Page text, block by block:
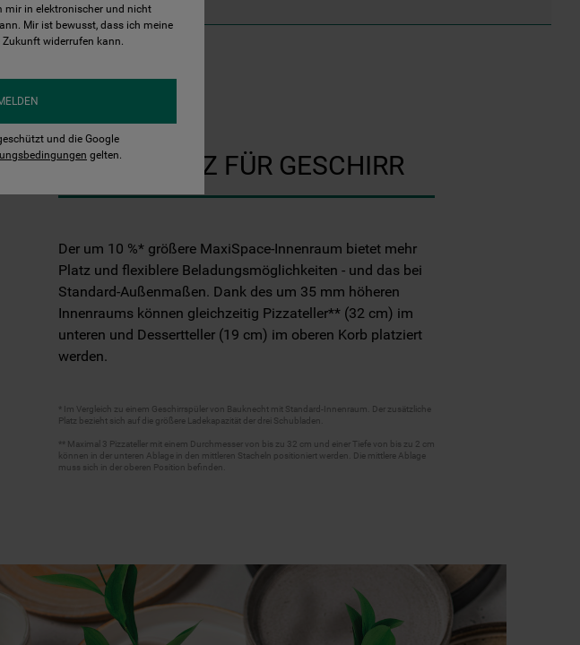
MEHR PLATZ FÜR GESCHIRR
Der um 10 %* größere MaxiSpace-Innenraum bietet mehr
Platz und flexiblere Beladungsmöglichkeiten - und das bei
Standard-Außenmaßen. Dank des um 35 mm höheren
Innenraums können gleichzeitig Pizzateller** (32 cm) im
unteren und Dessertteller (19 cm) im oberen Korb platziert
werden.
* Im Vergleich zu einem Geschirrspüler von Bauknecht mit Standard-Innenraum. Der zusätzliche
Platz bezieht sich auf die größere Ladekapazität der drei Schubladen.
** Maximal 3 Pizzateller mit einem Durchmesser von bis zu 32 cm und einer Tiefe von bis zu 2 cm
können in der unteren Ablage in den mittleren Stacheln positioniert werden. Die mittlere Ablage
muss sich in der oberen Position befinden.
mir in elektronischer und nicht
Mir ist bewusst, dass ich meine
widerrufen kann.
und die Google
gelten.